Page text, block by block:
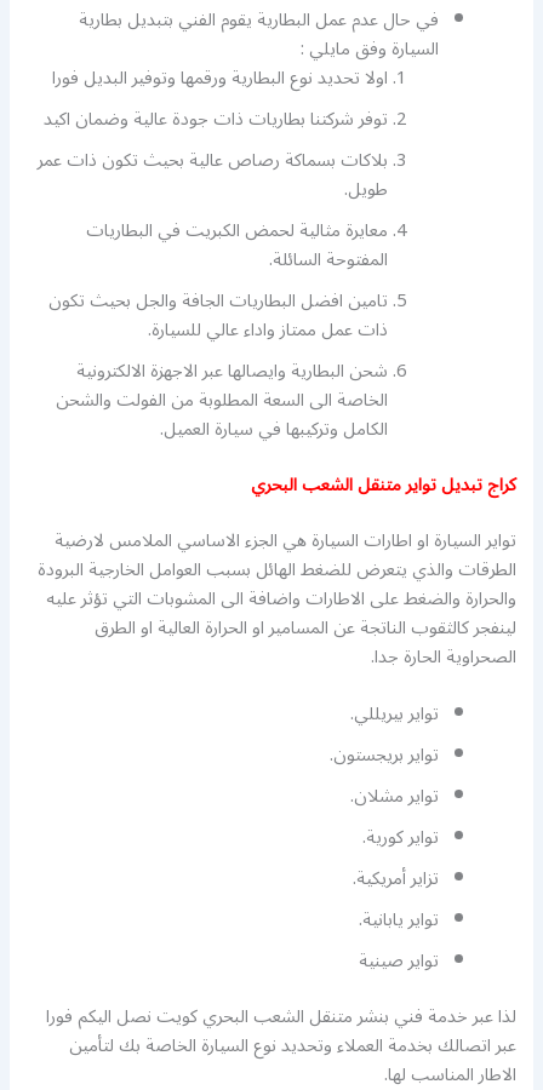
في حال عدم عمل البطارية يقوم الفني بتبديل بطارية
السيارة وفق مايلي :
اولا تحديد نوع البطارية ورقمها وتوفير البديل فورا
توفر شركتنا بطاريات ذات جودة عالية وضمان اكيد
بلاكات بسماكة رصاص عالية بحيث تكون ذات عمر
طويل.
معايرة مثالية لحمض الكبريت في البطاريات
المفتوحة السائلة.
تامين افضل البطاريات الجافة والجل بحيث تكون
ذات عمل ممتاز واداء عالي للسيارة.
شحن البطارية وايصالها عبر الاجهزة الالكترونية
الخاصة الى السعة المطلوبة من الفولت والشحن
الكامل وتركيبها في سيارة العميل.
كراج تبديل تواير متنقل الشعب البحري
تواير السيارة او اطارات السيارة هي الجزء الاساسي الملامس لارضية
الطرقات والذي يتعرض للضغط الهائل بسبب العوامل الخارجية البرودة
والحرارة والضغط على الاطارات واضافة الى المشوبات التي تؤثر عليه
لينفجر كالثقوب الناتجة عن المسامير او الحرارة العالية او الطرق
الصحراوية الحارة جدا.
تواير بيريللي.
تواير بريجستون.
تواير مشلان.
تواير كورية.
تزاير أمريكية.
تواير يابانية.
تواير صينية
لذا عبر خدمة فني بنشر متنقل الشعب البحري كويت نصل اليكم فورا
عبر اتصالك بخدمة العملاء وتحديد نوع السيارة الخاصة بك لتأمين
الاطار المناسب لها.